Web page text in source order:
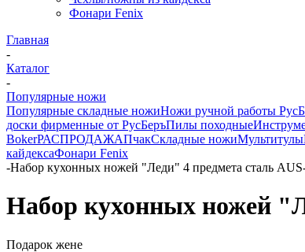
Фонари Fenix
Главная
-
Каталог
-
Популярные ножи
Популярные складные ножиНожи ручной работы
доски фирменные от РусБеръПилы походные
BokerРАСПРОДАЖАПчакСкладные ножиМультитулы
кайдексаФонари Fenix
-Набор кухонных ножей "Леди" 4 предмета сталь
Набор кухонных ножей
Подарок жене